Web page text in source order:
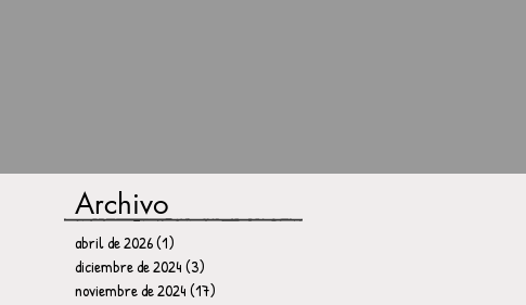
Archivo
abril de 2026(1)
diciembre de 2024(3)
noviembre de 2024(17)